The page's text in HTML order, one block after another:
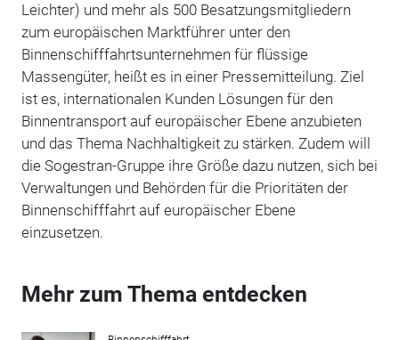
Leichter) und mehr als 500 Besatzungsmitgliedern
zum europäischen Marktführer unter den
Binnenschifffahrtsunternehmen für flüssige
Massengüter, heißt es in einer Pressemitteilung. Ziel
ist es, internationalen Kunden Lösungen für den
Binnentransport auf europäischer Ebene anzubieten
und das Thema Nachhaltigkeit zu stärken. Zudem will
die Sogestran-Gruppe ihre Größe dazu nutzen, sich bei
Verwaltungen und Behörden für die Prioritäten der
Binnenschifffahrt auf europäischer Ebene
einzusetzen.
Mehr zum Thema entdecken